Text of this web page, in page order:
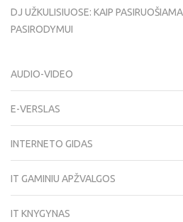
DJ UŽKULISIUOSE: KAIP
PASIRODYMUI
AUDIO-VIDEO
E-VERSLAS
INTERNETO GIDAS
IT GAMINIU APŽVALGOS
IT KNYGYNAS